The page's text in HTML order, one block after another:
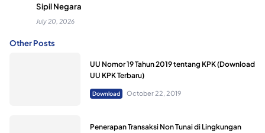
Sipil Negara
July 20, 2026
Other Posts
UU Nomor 19 Tahun 2019 tentang KPK (Download
UU KPK Terbaru)
Download October 22, 2019
Penerapan Transaksi Non Tunai di Lingkungan